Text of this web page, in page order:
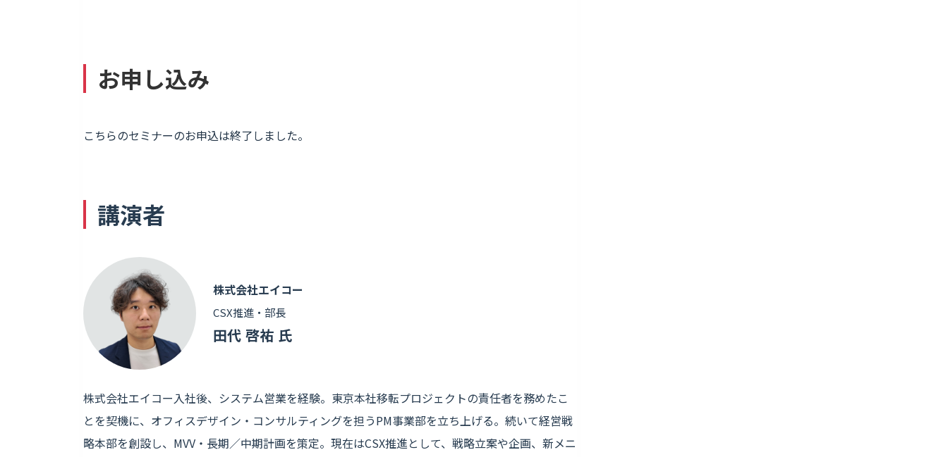
お申し込み
こちらのセミナーのお申込は終了しました。
講演者
株式会社エイコー
CSX推進・部長
田代 啓祐 氏
株式会社エイコー入社後、システム営業を経験。東京本社移転プロジェクトの責任者を務めたこ
とを契機に、オフィスデザイン・コンサルティングを担うPM事業部を立ち上げる。続いて経営戦
略本部を創設し、MVV・長期／中期計画を策定。現在はCSX推進として、戦略立案や企画、新メニ